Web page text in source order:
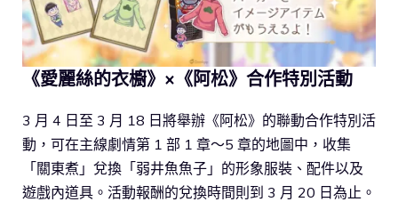
《愛麗絲的衣櫥》×《阿松》合作特別活動
3 月 4 日至 3 月 18 日將舉辦《阿松》的聯動合作特別活
動，可在主線劇情第 1 部 1 章～5 章的地圖中，收集
「關東煮」兌換「弱井魚魚子」的形象服裝、配件以及
遊戲內道具。活動報酬的兌換時間則到 3 月 20 日為止。